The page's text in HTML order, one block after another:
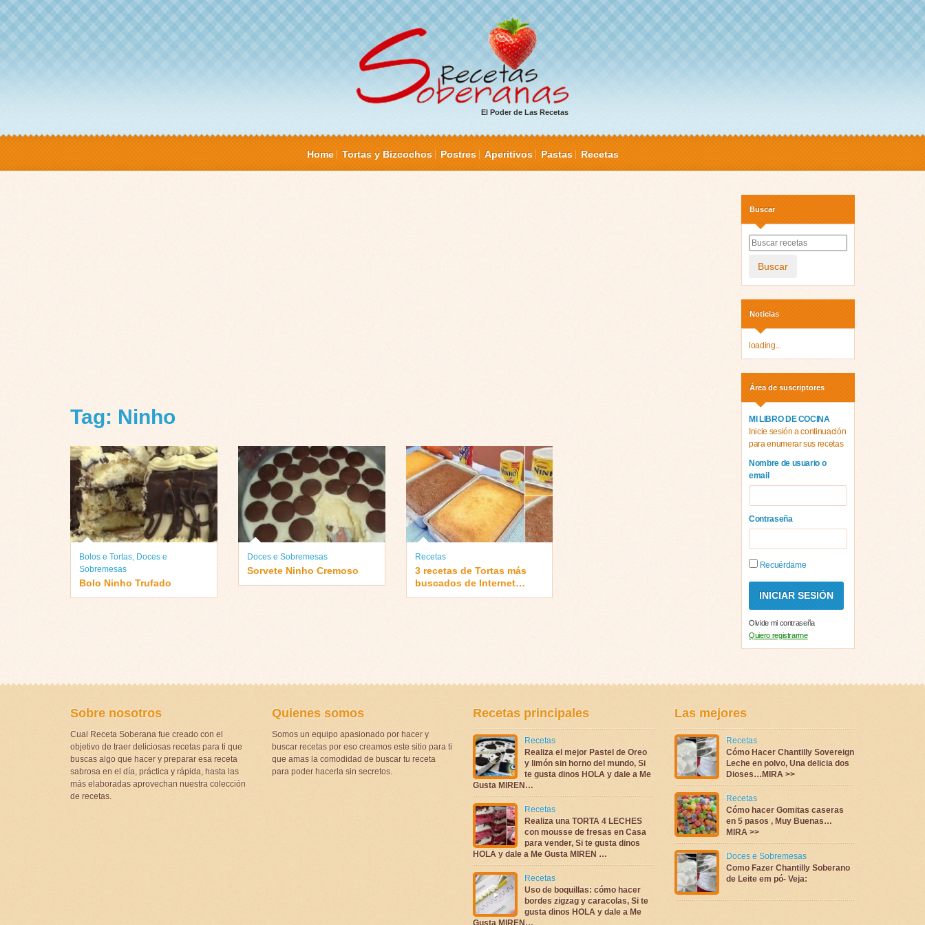
El Poder de Las Recetas
Home Tortas y Bizcochos Postres Aperitivos Pastas Recetas
Tag: Ninho
Bolos e Tortas Doces e
Sobremesas
Bolo Ninho Trufado
Doces e Sobremesas
Sorvete Ninho Cremoso
Recetas
3 recetas de Tortas más
buscados de Internet…
Buscar
Buscar
Noticias
loading...
Área de suscriptores
MI LIBRO DE COCINA
Inicie sesión a continuación
para enumerar sus recetas
Nombre de usuario o
email
Contraseña
Recuérdame
Olvide mi contraseña
Quiero registrarme
Sobre nosotros
Cual Receta Soberana fue creado con el
objetivo de traer deliciosas recetas para ti que
buscas algo que hacer y preparar esa receta
sabrosa en el día, práctica y rápida, hasta las
más elaboradas aprovechan nuestra colección
de recetas.
Quienes somos
Somos un equipo apasionado por hacer y
buscar recetas por eso creamos este sitio para ti
que amas la comodidad de buscar tu receta
para poder hacerla sin secretos.
Recetas principales
Recetas
Realiza el mejor Pastel de Oreo
y limón sin horno del mundo, Si
te gusta dinos HOLA y dale a Me
Gusta MIREN…
Recetas
Realiza una TORTA 4 LECHES
con mousse de fresas en Casa
para vender, Si te gusta dinos
HOLA y dale a Me Gusta MIREN …
Recetas
Uso de boquillas: cómo hacer
bordes zigzag y caracolas, Si te
gusta dinos HOLA y dale a Me
Gusta MIREN…
Las mejores
Recetas
Cómo Hacer Chantilly Sovereign
Leche en polvo, Una delicia dos
Dioses…MIRA >>
Recetas
Cómo hacer Gomitas caseras
en 5 pasos , Muy Buenas…
MIRA >>
Doces e Sobremesas
Como Fazer Chantilly Soberano
de Leite em pó- Veja: